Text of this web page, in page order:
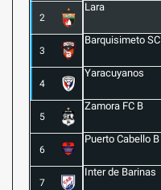
2
Lara
3
Barquisimeto SC
4
Yaracuyanos
5
Zamora FC B
6
Puerto Cabello B
7
Inter de Barinas